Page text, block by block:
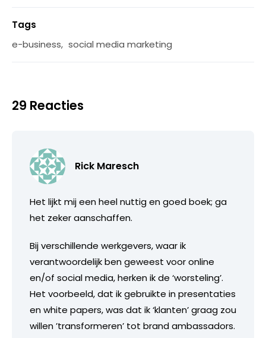
Tags
e-business, social media marketing
29 Reacties
Rick Maresch
Het lijkt mij een heel nuttig en goed boek; ga
het zeker aanschaffen.
Bij verschillende werkgevers, waar ik
verantwoordelijk ben geweest voor online
en/of social media, herken ik de ‘worsteling’.
Het voorbeeld, dat ik gebruikte in presentaties
en white papers, was dat ik ‘klanten’ graag zou
willen ’transformeren’ tot brand ambassadors.